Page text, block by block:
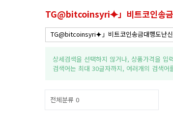
TG@bitcoinsyri⯌」비트코인송금
상세검색을 선택하지 않거나, 상품가격을 입
검색어는 최대 30글자까지, 여러개의 검색
전체분류 0